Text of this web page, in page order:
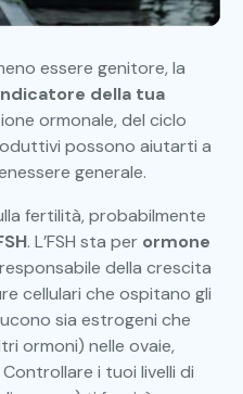
essere genitore, la
della tua
ormonale, del ciclo
possono aiutarti a
generale.
fertilità, probabilmente
. L’FSH sta per ormone
della crescita
cellulari che ospitano gli
sia estrogeni che
ormoni) nelle ovaie,
i tuoi livelli di